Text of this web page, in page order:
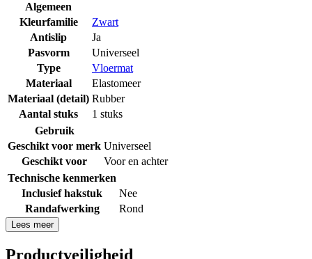
Algemeen
Kleurfamilie
Zwart
Antislip
Ja
Pasvorm
Universeel
Type
Vloermat
Materiaal
Elastomeer
Materiaal (detail) Rubber
Aantal stuks
1 stuks
Gebruik
Geschikt voor merk Universeel
Geschikt voor
Voor en achter
Technische kenmerken
Inclusief hakstuk
Nee
Randafwerking
Rond
Lees meer
Productveiligheid